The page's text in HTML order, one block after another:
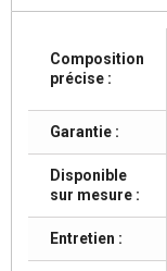
Composition
précise :
Garantie :
Disponible
sur mesure :
Entretien :